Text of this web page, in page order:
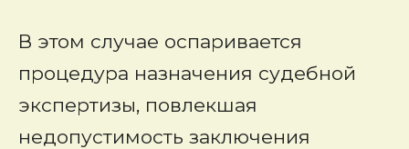
В этом случае оспаривается
процедура назначения судебной
экспертизы, повлекшая
недопустимость заключения